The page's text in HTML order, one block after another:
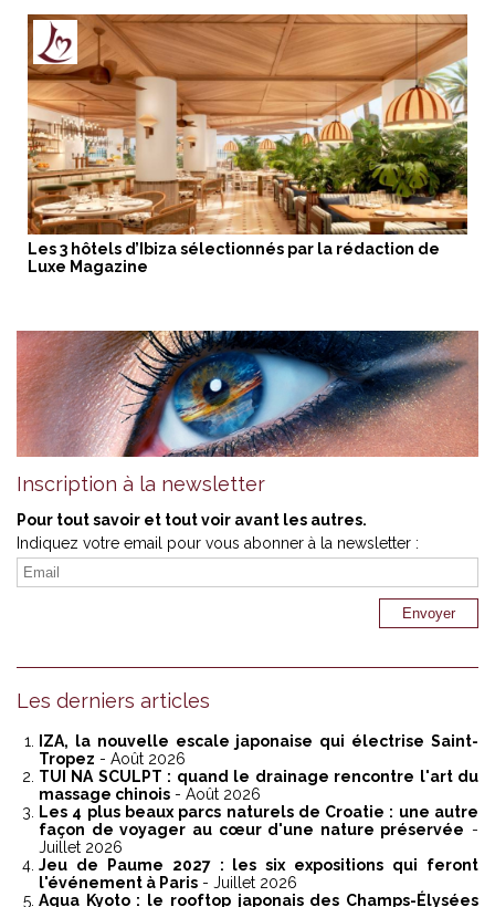
Les 3 hôtels d’Ibiza sélectionnés par la rédaction de
Luxe Magazine
Inscription à la newsletter
Pour tout savoir et tout voir avant les autres.
Indiquez votre email pour vous abonner à la newsletter :
Les derniers articles
IZA, la nouvelle escale japonaise qui électrise Saint-
Tropez - Août 2026
TUI NA SCULPT : quand le drainage rencontre l'art du
massage chinois - Août 2026
Les 4 plus beaux parcs naturels de Croatie : une autre
façon de voyager au cœur d'une nature préservée -
Juillet 2026
Jeu de Paume 2027 : les six expositions qui feront
l'événement à Paris - Juillet 2026
Aqua Kyoto : le rooftop japonais des Champs-Élysées